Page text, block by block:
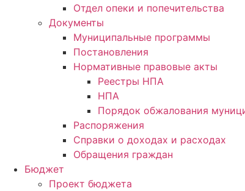
Отдел опеки и попечительства
Документы
Муниципальные программы
Постановления
Нормативные правовые акты
Реестры НПА
НПА
Порядок обжалования
Распоряжения
Справки о доходах и расходах
Обращения граждан
Бюджет
Проект бюджета